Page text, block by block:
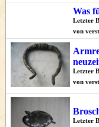
Was
Letzter
von
Letzter
von
Letzter